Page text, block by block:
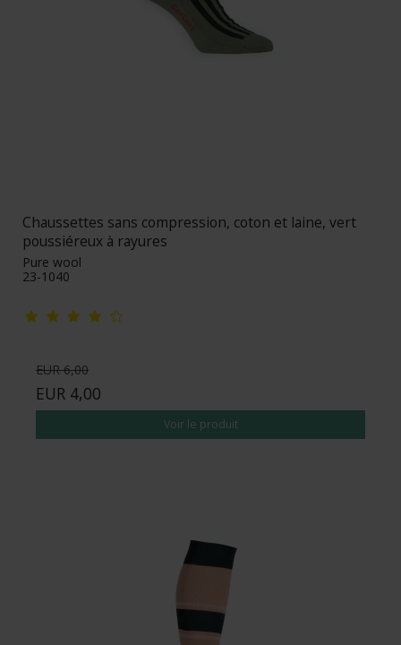
Chaussettes sans compression, coton et laine, vert
poussiéreux à rayures
Pure wool
23-1040
EUR 6,00
EUR 4,00
Voir le produit